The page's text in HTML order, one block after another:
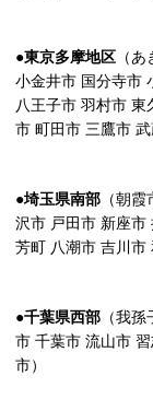
●東京多摩地区 （
小金井市 国分寺市
八王子市 羽村市 東
市 町田市 三鷹市 武
●埼玉県南部 （朝
沢市 戸田市 新座市
芳町 八潮市 吉川市
●千葉県西部 （我
市 千葉市 流山市
市）